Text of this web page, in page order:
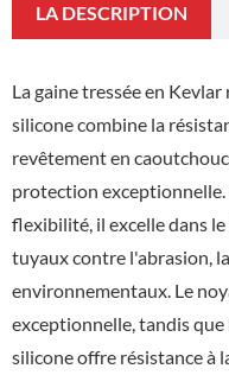
LA DESCRIPTION
La gaine tressée en
silicone combine la
revêtement en
protection
flexibilité, il excelle dans le
tuyaux contre l'abrasion,
environnementaux. Le
exceptionnelle, tandis
silicone offre résistance à